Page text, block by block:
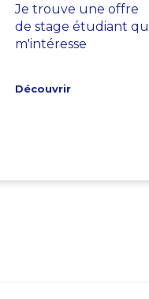
Je trouve une offre
de stage étudiant
m'intéresse
Découvrir